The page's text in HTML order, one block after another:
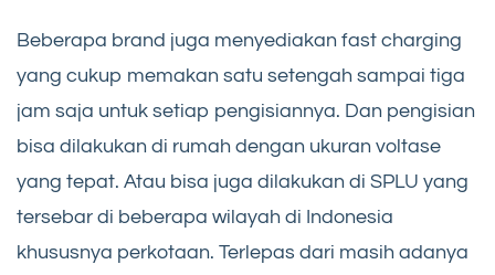
Beberapa brand juga menyediakan fast charging
yang cukup memakan satu setengah sampai tiga
jam saja untuk setiap pengisiannya. Dan pengisian
bisa dilakukan di rumah dengan ukuran voltase
yang tepat. Atau bisa juga dilakukan di SPLU yang
tersebar di beberapa wilayah di Indonesia
khususnya perkotaan. Terlepas dari masih adanya